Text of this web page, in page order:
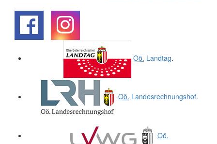
Oö. Landtag.
Oö. Landesrechnungshof.
Oö.